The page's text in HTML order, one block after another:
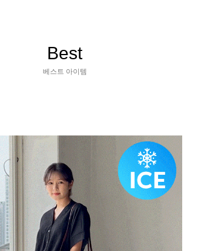
Best
베스트 아이템